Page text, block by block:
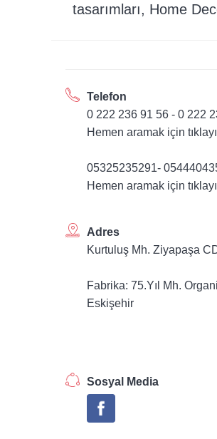
tasarımları, Home
Telefon
0 222 236 91 56 - 0 222
Hemen aramak için
05325235291-
Hemen aramak için
Adres
Kurtuluş Mh. Ziyapaşa
Fabrika: 75.Yıl Mh.
Eskişehir
Sosyal Media